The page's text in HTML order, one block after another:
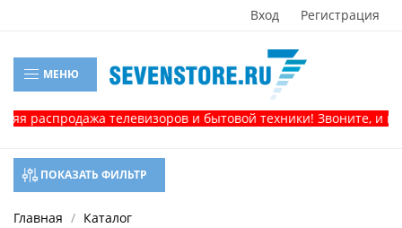
Вход Регистрация
МЕНЮ
телевизоров и бытовой техники! Звоните, и
ПОКАЗАТЬ ФИЛЬТР
Главная Каталог